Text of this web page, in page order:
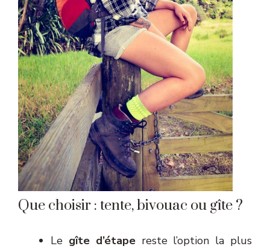
Que choisir : tente, bivouac ou gîte ?
Le gîte d’étapereste l’option la plus